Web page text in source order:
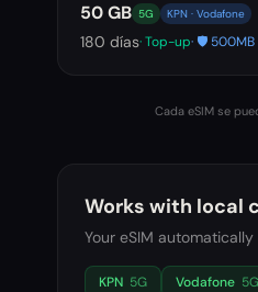
50 GB 5G KPN · Vodafone
180 días· Top-up· 🛡️
Cada eSIM se
Works with local
Your eSIM
KPN 5G Vodafone 5G